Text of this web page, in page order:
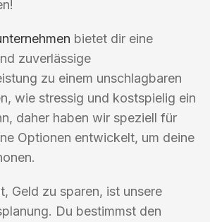
bietet dir eine
zuverlässige
zu einem unschlagbaren
wie stressig und kostspielig ein
daher haben wir speziell für
Optionen entwickelt, um deine
Geld zu sparen, ist unsere
Du bestimmst den